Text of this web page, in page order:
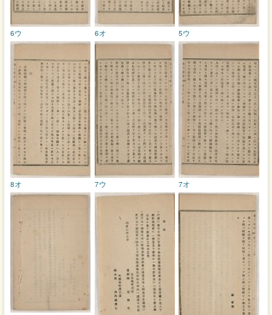
5ウ
6オ
6ウ
7オ
7ウ
8オ